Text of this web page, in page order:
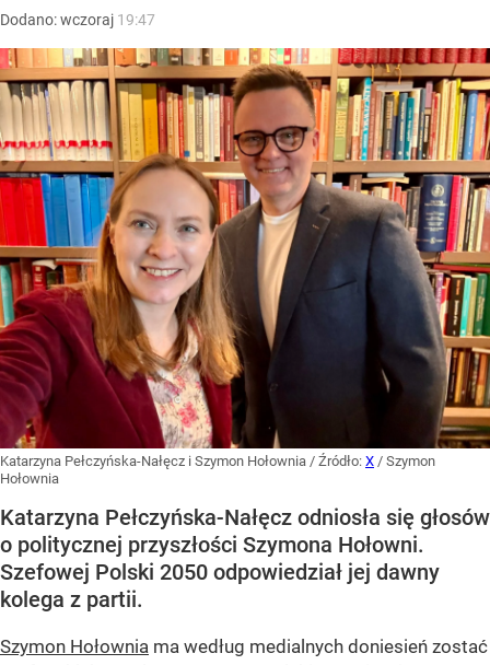
Dodano:wczoraj 19:47
Katarzyna Pełczyńska-Nałęcz i Szymon Hołownia / Źródło: X / Szymon
Hołownia
Katarzyna Pełczyńska-Nałęcz odniosła się głosów
o politycznej przyszłości Szymona Hołowni.
Szefowej Polski 2050 odpowiedział jej dawny
kolega z partii.
Szymon Hołownia ma według medialnych doniesień zostać